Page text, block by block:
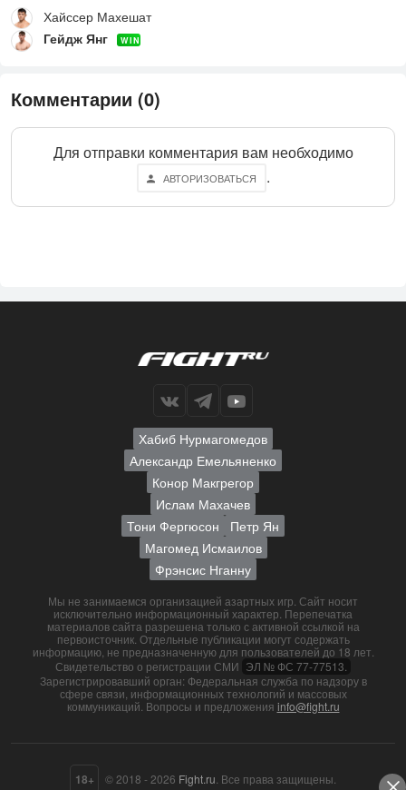
Хайссер Махешат
Гейдж Янг
WIN
Комментарии (0)
Для отправки комментария вам необходимо
АВТОРИЗОВАТЬСЯ .
Хабиб Нурмагомедов
Александр Емельяненко
Конор Макгрегор
Ислам Махачев
Тони Фергюсон
Петр Ян
Магомед Исмаилов
Фрэнсис Нганну
Мы не занимаемся организацией азартных игр. Сайт носит
исключительно информационный характер. Перепечатка
материалов сайта разрешена только с активной ссылкой на
первоисточник. Отдельные публикации могут содержать
информацию, не предназначенную для пользователей до 18 лет.
Свидетельство о регистрации СМИ ЭЛ № ФС 77-77513.
Зарегистрировавший орган: Федеральная служба по надзору в
сфере связи, информационных технологий и массовых
коммуникаций. Вопросы и предложения info@fight.ru
18+ © 2018 - 2026 Fight.ru . Все права защищены.